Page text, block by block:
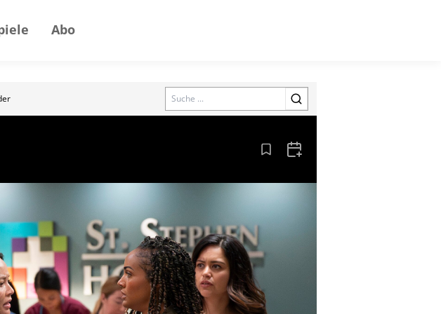
Abo
Search
Aus den Lesezeichen entfernen
Zum Kalender hinzufügen